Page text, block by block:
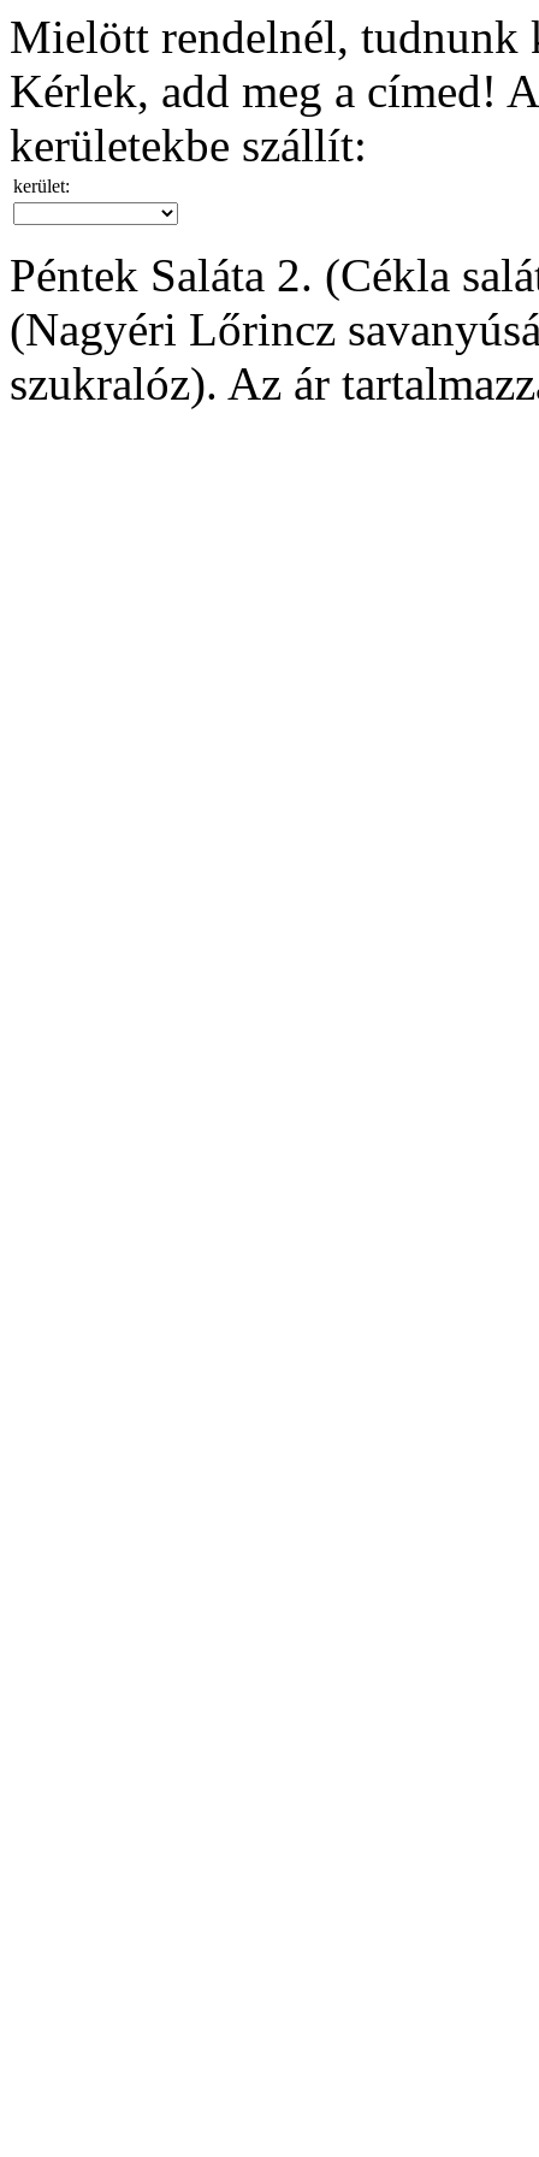
Mielött rendelnél, tudnunk
Kérlek, add meg a címed!
kerületekbe szállít:
kerület:
Péntek Saláta 2. (Cékla
(Nagyéri Lőrincz
szukralóz). Az ár